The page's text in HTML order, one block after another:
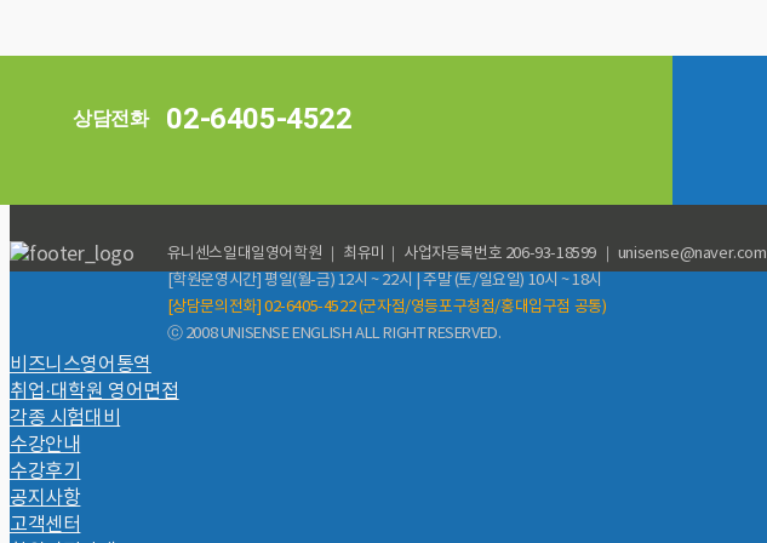
상담전화 02-6405-4522
유니센스일대일영어학원 ｜ 최유미｜ 사업자등록번호 206-93-18599 ｜ unisense@naver.com
[학원운영시간] 평일(월-금) 12시 ~ 22시 | 주말 (토/일요일) 10시 ~ 18시
[상담문의전화] 02-6405-4522 (군자점/영등포구청점/홍대입구점 공통)
ⓒ 2008 UNISENSE ENGLISH ALL RIGHT RESERVED.
비즈니스영어통역
취업·대학원 영어면접
각종 시험대비
수강안내
수강후기
공지사항
고객센터